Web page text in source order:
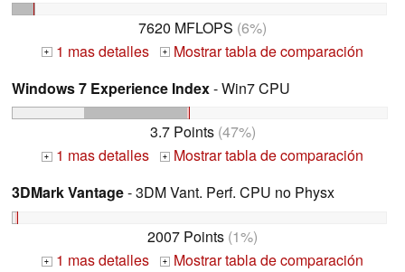
7620 MFLOPS (6%)
+ 1 mas detalles +
Mostrar tabla de comparación
Windows 7 Experience Index- Win7 CPU
3.7 Points(47%)
+ 1 mas detalles +
Mostrar tabla de comparación
3DMark Vantage- 3DM Vant. Perf. CPU no Physx
2007 Points (1%)
+ 1 mas detalles +
Mostrar tabla de comparación